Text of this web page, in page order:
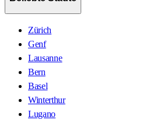
Zürich
Genf
Lausanne
Bern
Basel
Winterthur
Lugano